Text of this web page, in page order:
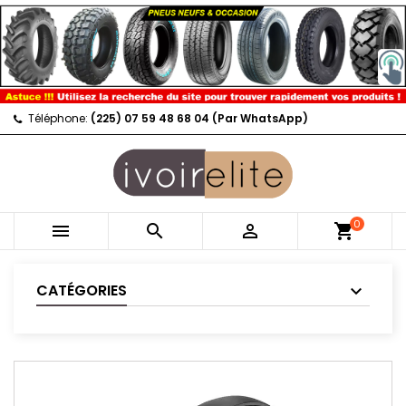
Téléphone: (225) 07 59 48 68 04 (Par WhatsApp)
   shopping_cart0
CATÉGORIES